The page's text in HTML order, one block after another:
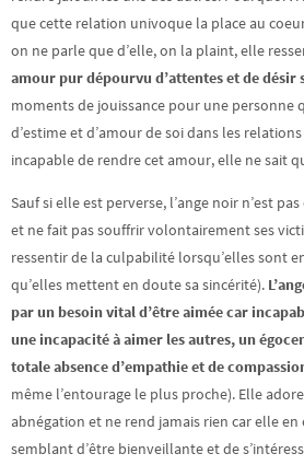
que cette relation univoque la place au
on ne parle que d’elle, on la plaint, elle
amour pur dépourvu d’attentes et de désir
moments de jouissance pour une
d’estime et d’amour de soi dans les
incapable de rendre cet amour, elle ne sait
Sauf si elle est perverse, l’ange noir n’est
et ne fait pas souffrir volontairement ses
ressentir de la culpabilité lorsqu’elles sont
qu’elles mettent en doute sa sincérité).
parun besoin vital d’être aimée car
une incapacité à aimer les autres, un
totale absence d’empathie et de
même l’entourage le plus proche). Elle adore
abnégation et ne rend jamais rien car elle en
semblant d’être bienveillante et de